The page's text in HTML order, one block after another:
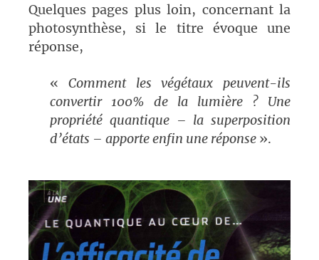
Quelques pages plus loin, concernant la
photosynthèse, si le titre évoque une
réponse,
« Comment les végétaux peuvent-ils
convertir 100% de la lumière ? Une
propriété quantique – la superposition
d’états – apporte enfin une réponse ».